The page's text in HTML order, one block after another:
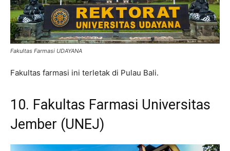
Fakultas Farmasi UDAYANA
Fakultas farmasi ini terletak di Pulau Bali.
10. Fakultas Farmasi Universitas
Jember (UNEJ)